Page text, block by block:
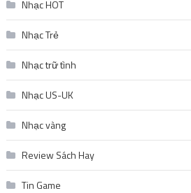
Nhạc HOT
Nhạc Trẻ
Nhạc trữ tình
Nhạc US-UK
Nhạc vàng
Review Sách Hay
Tin Game